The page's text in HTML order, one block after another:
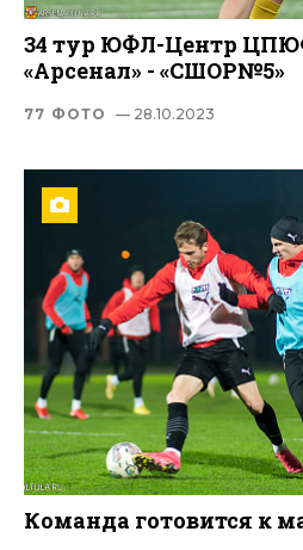
34 тур ЮФЛ-Центр
«Арсенал» - «СШОР№5»
77 ФОТО — 28.10.2023
Команда готовится к